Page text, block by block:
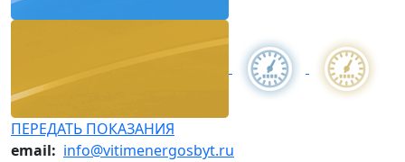
ПЕРЕДАТЬ ПОКАЗАНИЯ
email: info@vitimenergosbyt.ru